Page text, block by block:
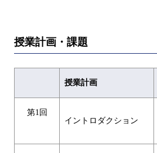
授業計画・課題
授業計画
第1回
イントロダクション